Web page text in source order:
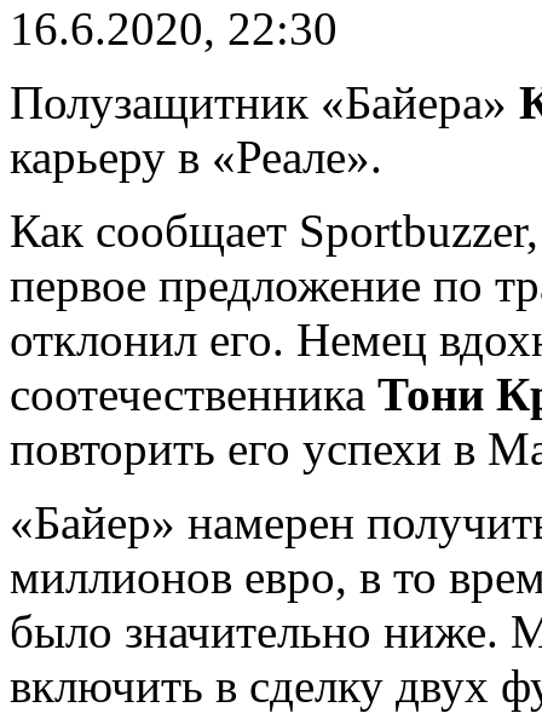
16.6.2020, 22:30
Полузащитник «Байера»
карьеру в «Реале».
Как сообщает
первое предложение по
отклонил его. Немец
соотечественника Тони
повторить его успехи в
«Байер» намерен
миллионов евро, в то
было значительно ниже.
включить в сделку двух